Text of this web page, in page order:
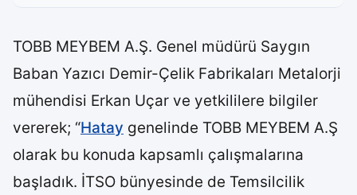
TOBB MEYBEM A.Ş. Genel müdürü Saygın
Baban Yazıcı Demir-Çelik Fabrikaları Metalorji
mühendisi Erkan Uçar ve yetkililere bilgiler
vererek; “Hatay genelinde TOBB MEYBEM A.Ş
olarak bu konuda kapsamlı çalışmalarına
başladık. İTSO bünyesinde de Temsilcilik